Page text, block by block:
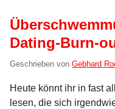
Dating-Burn-
Geschrieben von Gebhard
Heute könnt ihr in fast
lesen, die sich